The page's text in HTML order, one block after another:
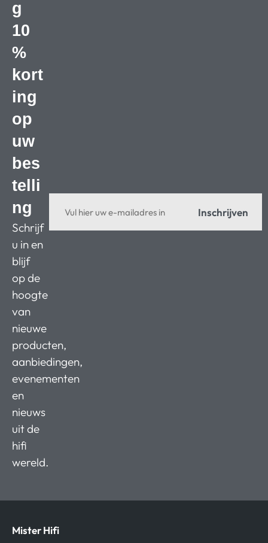
g
10
%
kort
ing
op
uw
bes
telli
ng
Schrijf
u in en
blijf
op de
hoogte
van
nieuwe
producten,
aanbiedingen,
evenementen
en
nieuws
uit de
hifi
wereld.
Inschrijven
Mister Hifi